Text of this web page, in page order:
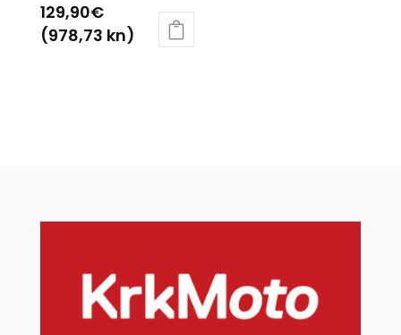
129,90€
(978,73 kn)
mogu
proizvoda